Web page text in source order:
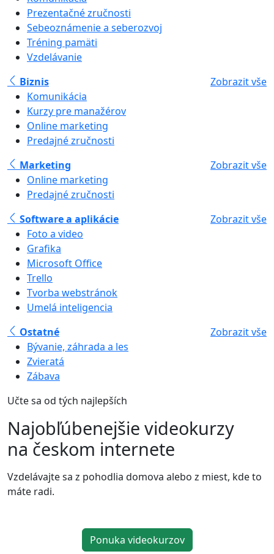
Prezentačné zručnosti
Sebeoznámenie a seberozvoj
Tréning pamäti
Vzdelávanie
Biznis
Zobrazit vše
Komunikácia
Kurzy pre manažérov
Online marketing
Predajné zručnosti
Marketing
Zobrazit vše
Online marketing
Predajné zručnosti
Software a aplikácie
Zobrazit vše
Foto a video
Grafika
Microsoft Office
Trello
Tvorba webstránok
Umelá inteligencia
Ostatné
Zobrazit vše
Bývanie, záhrada a les
Zvieratá
Zábava
Učte sa od tých najlepších
Najobľúbenejšie videokurzy
na českom internete
Vzdelávajte sa z pohodlia domova alebo z miest, kde to
máte radi.
Ponuka videokurzov